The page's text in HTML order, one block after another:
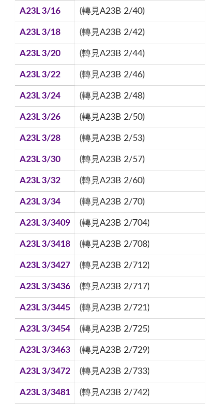
A23L 3/16 (轉見A23B 2/40)
A23L 3/18 (轉見A23B 2/42)
A23L 3/20 (轉見A23B 2/44)
A23L 3/22 (轉見A23B 2/46)
A23L 3/24 (轉見A23B 2/48)
A23L 3/26 (轉見A23B 2/50)
A23L 3/28 (轉見A23B 2/53)
A23L 3/30 (轉見A23B 2/57)
A23L 3/32 (轉見A23B 2/60)
A23L 3/34 (轉見A23B 2/70)
A23L 3/3409 (轉見A23B 2/704)
A23L 3/3418 (轉見A23B 2/708)
A23L 3/3427 (轉見A23B 2/712)
A23L 3/3436 (轉見A23B 2/717)
A23L 3/3445 (轉見A23B 2/721)
A23L 3/3454 (轉見A23B 2/725)
A23L 3/3463 (轉見A23B 2/729)
A23L 3/3472 (轉見A23B 2/733)
A23L 3/3481 (轉見A23B 2/742)